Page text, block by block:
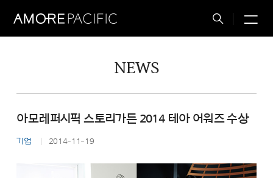
Total
NEWS
아모레퍼시픽 스토리가든 2014 테아 어워즈 수상
기업 2014-11-19